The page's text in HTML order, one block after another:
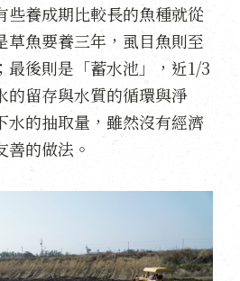
些養成期比較長的魚種就從
草魚要養三年，虱目魚則至
最後則是「蓄水池」，近1/3
的留存與水質的循環與淨
水的抽取量，雖然沒有經濟
善的做法。